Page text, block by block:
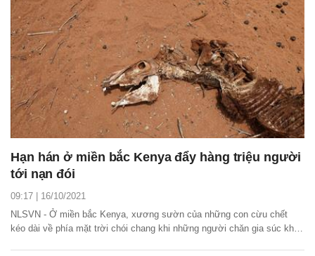
Hạn hán ở miền bắc Kenya đẩy hàng triệu người
tới nạn đói
09:17 | 16/10/2021
NLSVN - Ở miền bắc Kenya, xương sườn của những con cừu chết
kéo dài về phía mặt trời chói chang khi những người chăn gia súc khô